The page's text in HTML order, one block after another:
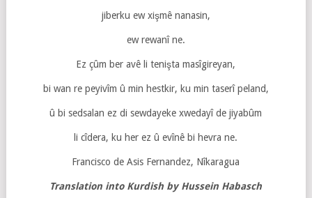
jiberku ew xişmê nanasin,
ew rewanî ne.
Ez çûm ber avê li tenişta masîgireyan,
bi wan re peyivîm û min hestkir, ku min taserî peland,
û bi sedsalan ez di sewdayeke xwedayî de jiyabûm
li cîdera, ku her ez û evînê bi hevra ne.
Francisco de Asis Fernandez, Nîkaragua
Translation into Kurdish by Hussein Habasch